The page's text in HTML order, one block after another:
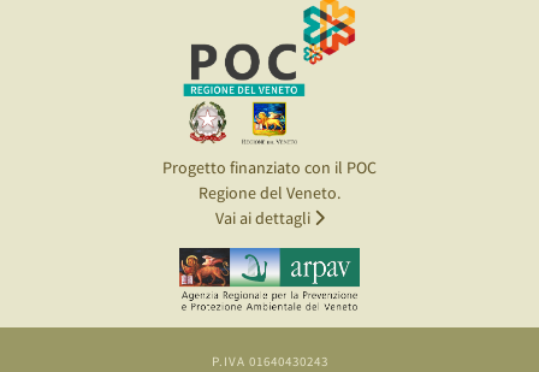
Progetto finanziato con il POC
Regione del Veneto.
Vai ai dettagli
P.IVA 01640430243